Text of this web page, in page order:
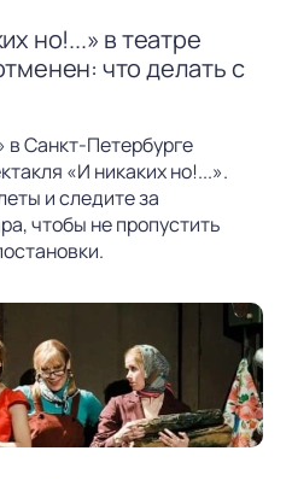
но!...» в театре
что делать с
в Санкт-Петербурге
«И никаких но!...».
и следите за
чтобы не пропустить